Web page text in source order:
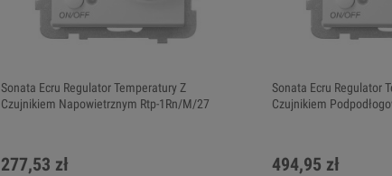
Sonata Ecru Regulator Temperatury Z
Czujnikiem Napowietrznym Rtp-1Rn/M/27
277,53 zł
Sonata Ecru Regulator
Czujnikiem
494,95 zł